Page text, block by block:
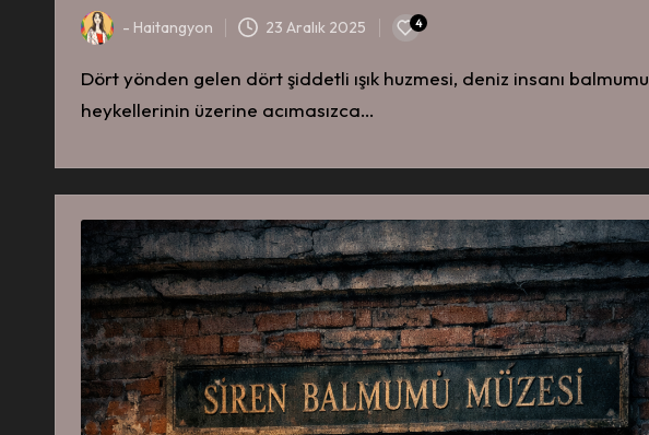
-
- Haitangyon 23 Aralık 2025 4
Dört yönden gelen dört şiddetli ışık huzmesi, deniz insanı balmumu
heykellerinin üzerine acımasızca…